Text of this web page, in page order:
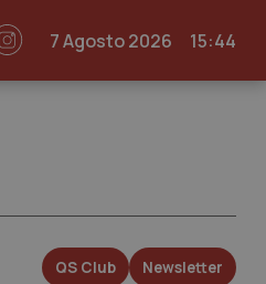
7 Agosto 2026 15:44
QS Club Newsletter